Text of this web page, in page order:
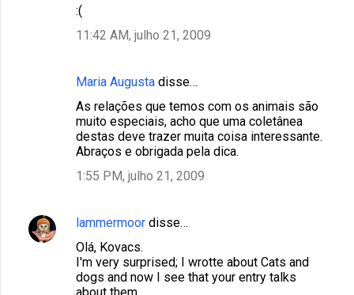
:(
11:42 AM, julho 21, 2009
Maria Augusta disse…
As relações que temos com os animais são
muito especiais, acho que uma coletânea
destas deve trazer muita coisa interessante.
Abraços e obrigada pela dica.
1:55 PM, julho 21, 2009
lammermoor disse…
Olá, Kovacs.
I'm very surprised; I wrotte about Cats and
dogs and now I see that your entry talks
about them.